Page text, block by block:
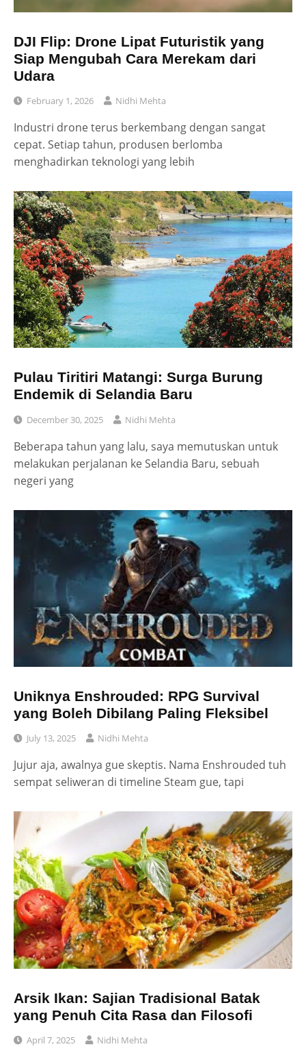
DJI Flip: Drone Lipat Futuristik yang
Siap Mengubah Cara Merekam dari
Udara
February 1, 2026 Nidhi Mehta
Industri drone terus berkembang dengan sangat
cepat. Setiap tahun, produsen berlomba
menghadirkan teknologi yang lebih
Pulau Tiritiri Matangi: Surga Burung
Endemik di Selandia Baru
December 30, 2025 Nidhi Mehta
Beberapa tahun yang lalu, saya memutuskan untuk
melakukan perjalanan ke Selandia Baru, sebuah
negeri yang
Uniknya Enshrouded: RPG Survival
yang Boleh Dibilang Paling Fleksibel
July 13, 2025 Nidhi Mehta
Jujur aja, awalnya gue skeptis. Nama Enshrouded tuh
sempat seliweran di timeline Steam gue, tapi
Arsik Ikan: Sajian Tradisional Batak
yang Penuh Cita Rasa dan Filosofi
April 7, 2025 Nidhi Mehta